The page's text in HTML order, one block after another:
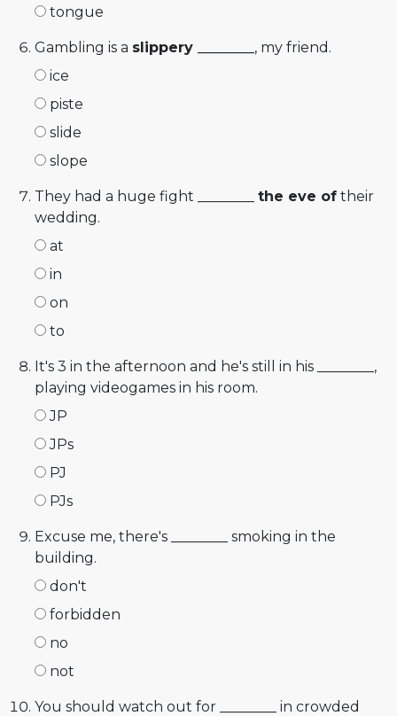
tongue
Gambling is a slippery ________ , my friend.
ice
piste
slide
slope
They had a huge fight ________ the eve of their
wedding.
at
in
on
to
It's 3 in the afternoon and he's still in his ________,
playing videogames in his room.
JP
JPs
PJ
PJs
Excuse me, there's ________ smoking in the
building.
don't
forbidden
no
not
You should watch out for ________ in crowded